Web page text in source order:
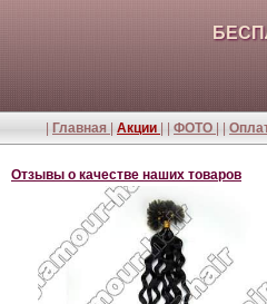
Главная Акции ФОТО
Отзывы о качестве наших товаров